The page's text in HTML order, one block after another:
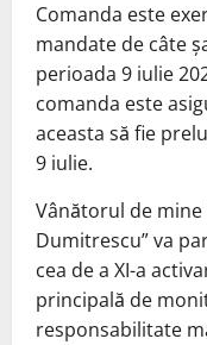
Comanda este
mandate de câte
perioada 9 iulie
comanda este
aceasta să fie
9 iulie.
Vânătorul de mine
Dumitrescu” va
cea de a XI-a
principală de
responsabilitate